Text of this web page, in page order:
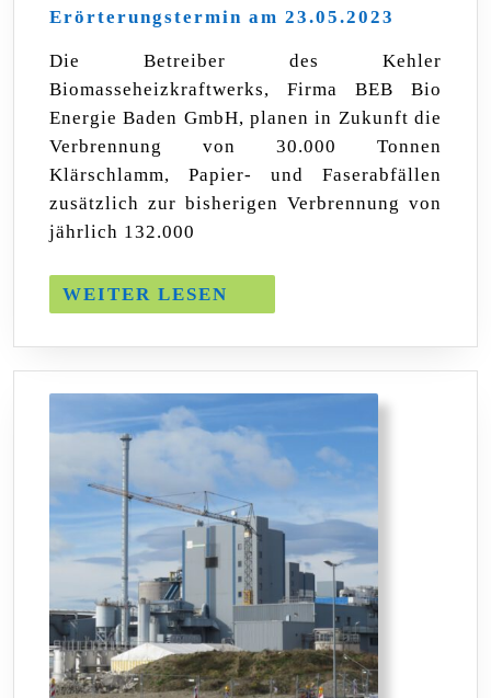
Erörterungstermin am 23.05.2023
und
im
Kehl
stoßen
auf
Die Betreiber des Kehler
Biomasseheizkraftwerks, Firma BEB Bio
Energie Baden GmbH, planen in Zukunft die
Verbrennung von 30.000 Tonnen
Klärschlamm, Papier- und Faserabfällen
zusätzlich zur bisherigen Verbrennung von
jährlich 132.000
WEITER LESEN
LESEN